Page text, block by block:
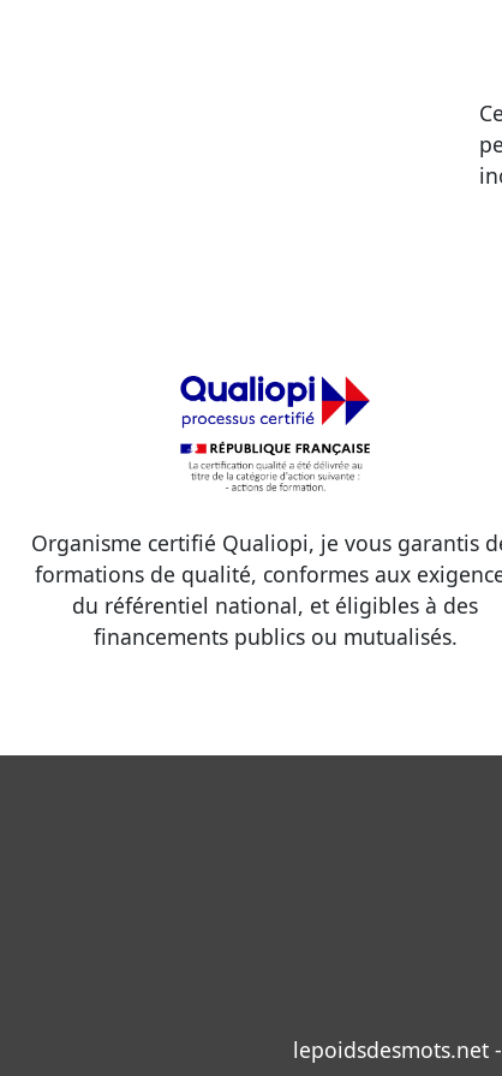
Organisme certifié Qualiopi, je vous garantis
formations de qualité, conformes aux
du référentiel national, et éligibles à des
financements publics ou mutualisés.
lepoidsdesmots.net